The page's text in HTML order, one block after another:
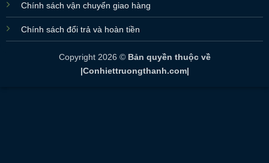
Chính sách vận chuyển giao hàng
Chính sách đổi trả và hoàn tiền
Copyright 2026 © Bản quyền thuộc về
|Conhiettruongthanh.com|